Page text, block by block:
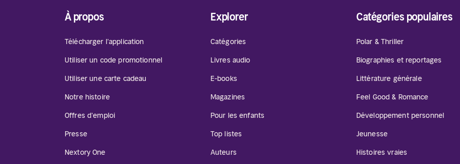
À propos
Télécharger l'application
Utiliser un code promotionnel
Utiliser une carte cadeau
Notre histoire
Offres d'emploi
Presse
Nextory One
Explorer
Catégories
Livres audio
E-books
Magazines
Pour les enfants
Top listes
Auteurs
Catégories populaires
Polar & Thriller
Biographies et reportages
Littérature générale
Feel Good & Romance
Développement personnel
Jeunesse
Histoires vraies